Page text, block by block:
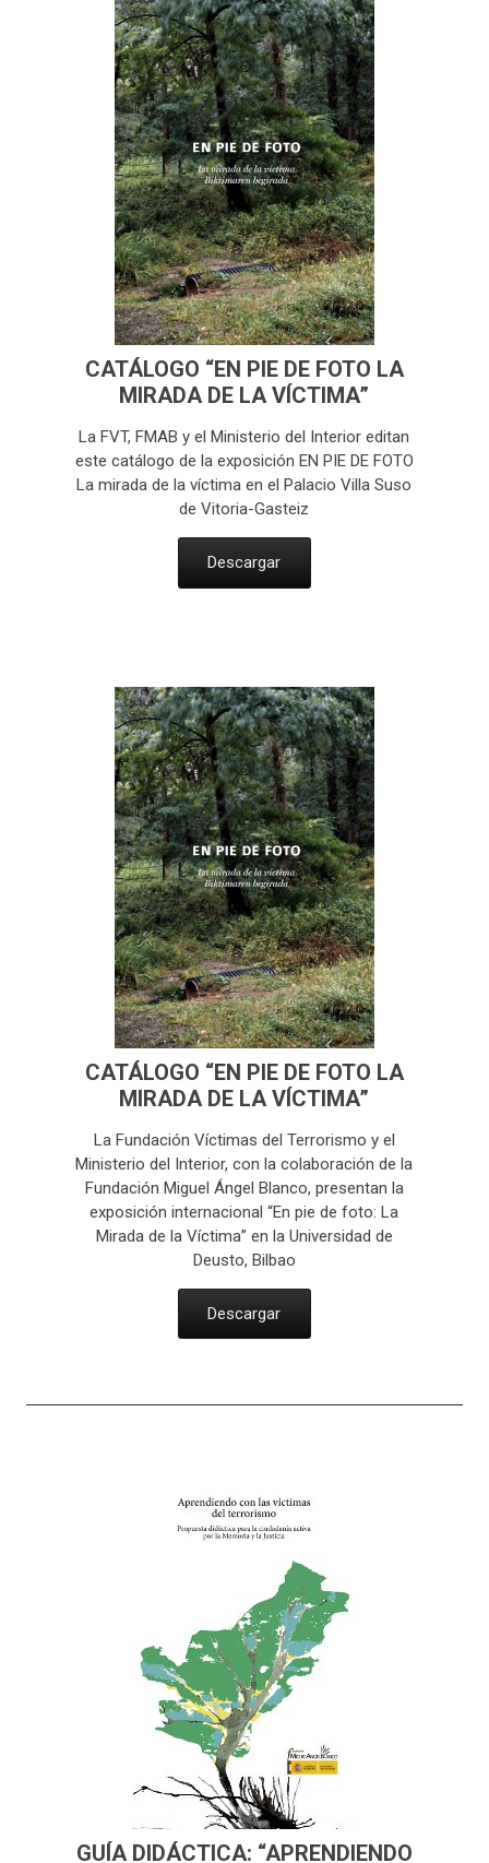
CATÁLOGO “EN PIE DE FOTO LA
MIRADA DE LA VÍCTIMA”
La FVT, FMAB y el Ministerio del Interior editan
este catálogo de la exposición EN PIE DE FOTO
La mirada de la víctima en el Palacio Villa Suso
de Vitoria-Gasteiz
Descargar
CATÁLOGO “EN PIE DE FOTO LA
MIRADA DE LA VÍCTIMA”
La Fundación Víctimas del Terrorismo y el
Ministerio del Interior, con la colaboración de la
Fundación Miguel Ángel Blanco, presentan la
exposición internacional “En pie de foto: La
Mirada de la Víctima” en la Universidad de
Deusto, Bilbao
Descargar
GUÍA DIDÁCTICA: “APRENDIENDO